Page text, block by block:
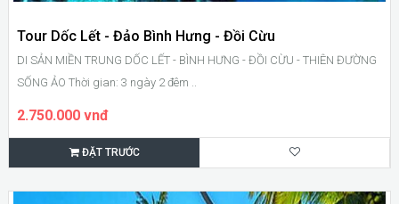
Tour Dốc Lết - Đảo Bình Hưng - Đồi Cừu
DI SẢN MIỀN TRUNG DỐC LẾT - BÌNH HƯNG - ĐỒI CỪU - THIÊN ĐƯỜNG
SỐNG ẢO Thời gian: 3 ngày 2 đêm ..
2.750.000 vnđ
ĐẶT TRƯỚC